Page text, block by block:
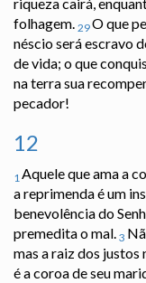
folhagem. 29O que
néscio será escravo
de vida; o que
na terra sua
pecador!
12
1Aquele que ama a
a reprimenda é um
benevolência do
premedita o mal. 3
mas a raiz dos justos
é a coroa de seu